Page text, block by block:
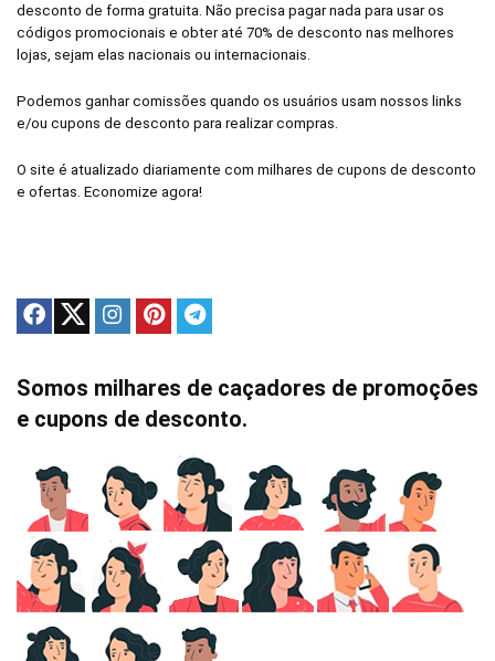
desconto de forma gratuita. Não precisa pagar nada para usar os
códigos promocionais e obter até 70% de desconto nas melhores
lojas, sejam elas nacionais ou internacionais.
Podemos ganhar comissões quando os usuários usam nossos links
e/ou cupons de desconto para realizar compras.
O site é atualizado diariamente com milhares de cupons de desconto
e ofertas. Economize agora!
Somos milhares de caçadores de promoções
e cupons de desconto.